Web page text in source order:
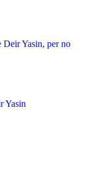
Deir Yasin, per no
Yasin